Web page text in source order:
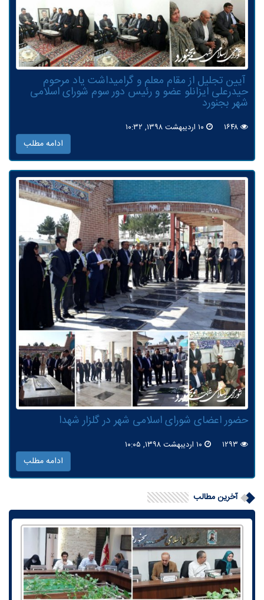
‍ آیین تجلیل از مقام معلم و گرامیداشت یاد مرحوم
حیدرعلی ایزانلو عضو و رئیس دور سوم شورای اسلامی
شهر بجنورد
ادامه مطلب
حضور اعضای شورای اسلامی شهر در گلزار شهدا
ادامه مطلب
آخرین مطالب